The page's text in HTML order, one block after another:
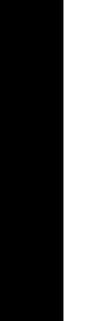
Einschränkung
und
aufgeführten
Vergangenheit ist
Zukunft
verwaltet
sofern
falls Sie in